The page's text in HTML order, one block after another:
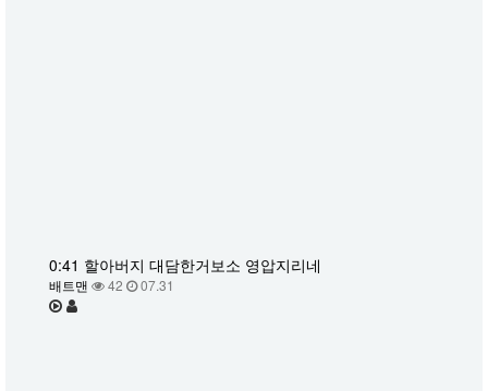
0:41 할아버지 대담한거보소 영압지리네
배트맨 42 07.31